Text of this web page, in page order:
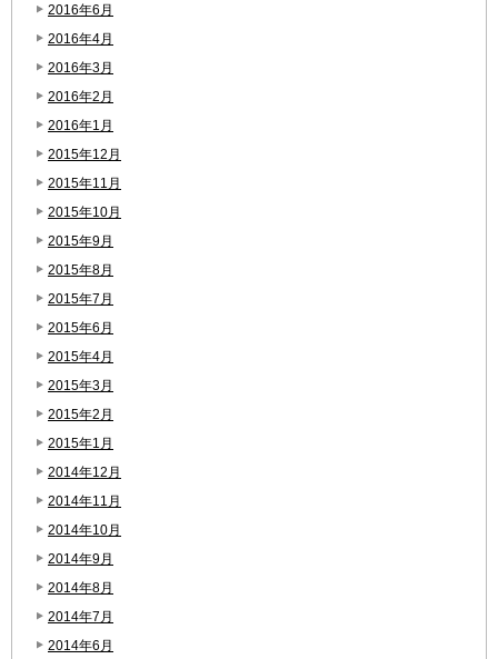
2016年6月
2016年4月
2016年3月
2016年2月
2016年1月
2015年12月
2015年11月
2015年10月
2015年9月
2015年8月
2015年7月
2015年6月
2015年4月
2015年3月
2015年2月
2015年1月
2014年12月
2014年11月
2014年10月
2014年9月
2014年8月
2014年7月
2014年6月